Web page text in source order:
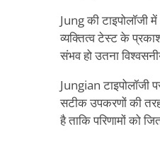
Jung की टाइपोलॉजी
व्यक्तित्व टेस्ट के
संभव हो उतना
Jungian
सटीक उपकरणों की
है ताकि परिणामों को